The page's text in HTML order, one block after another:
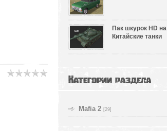
Пак шкурок HD на
Китайские танки
Категории раздела
Mafia 2 [29]